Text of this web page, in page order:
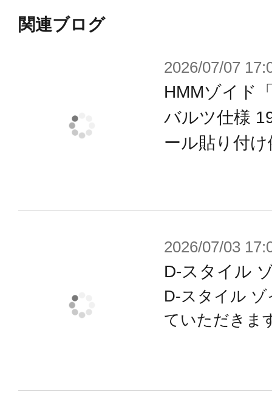
関連ブログ
2026/07/07
HMMゾイド
バルツ仕様
ール貼り付
2026/07/03
D-スタイル
D-スタイル
ていただきま